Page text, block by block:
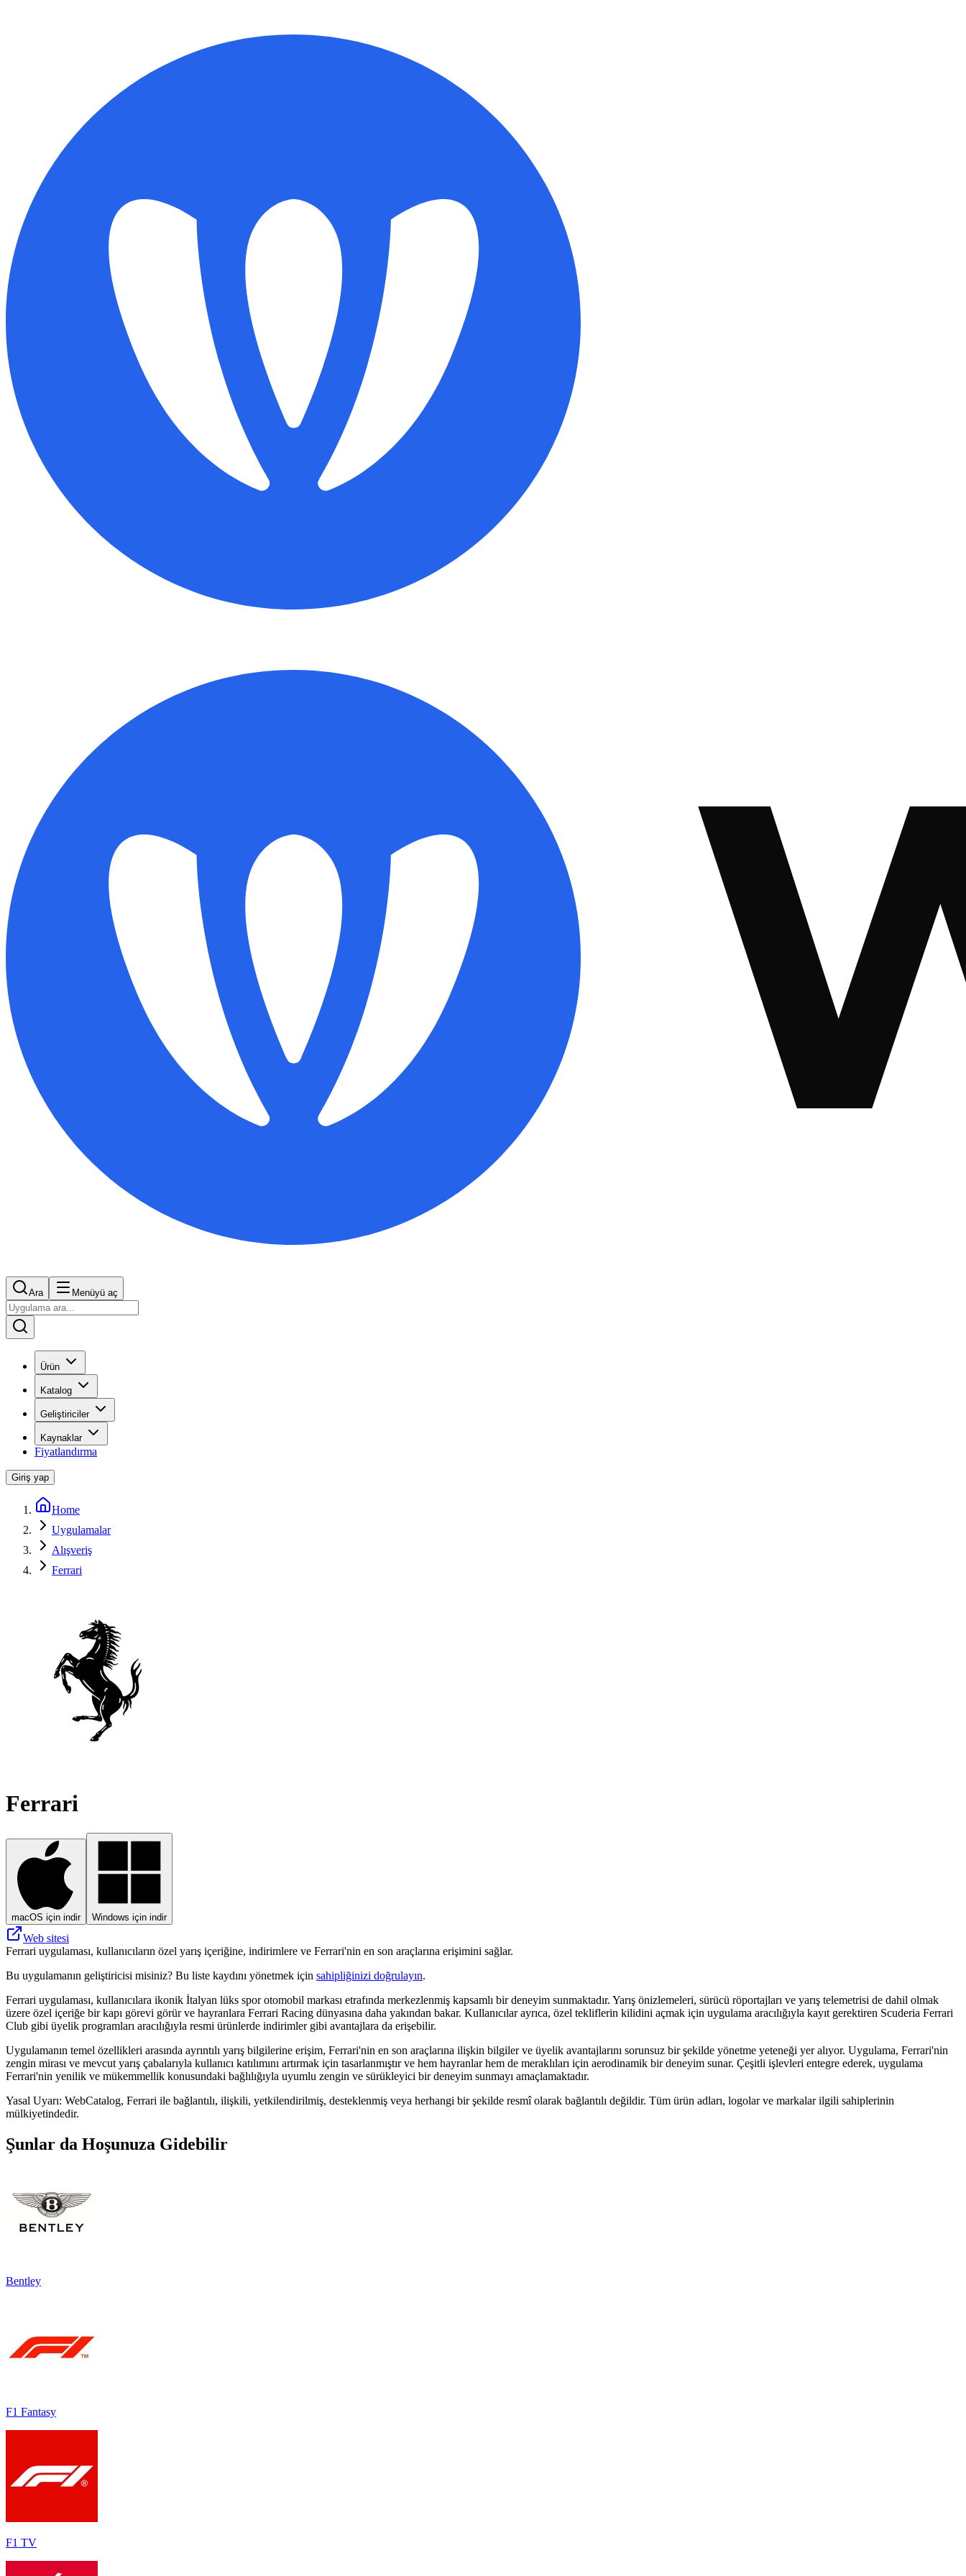
Ara Menüyü aç
Ürün
Katalog
Geliştiriciler
Kaynaklar
Fiyatlandırma
Giriş yap
Home
Uygulamalar
Alışveriş
Ferrari
Ferrari
macOS için indir Windows için indir
Web sitesi
Ferrari uygulaması, kullanıcıların özel yarış içeriğine, indirimlere ve Ferrari'nin en son araçlarına erişimini sağlar.
Bu uygulamanın geliştiricisi misiniz? Bu liste kaydını yönetmek için sahipliğinizi doğrulayın.
Ferrari uygulaması, kullanıcılara ikonik İtalyan lüks spor otomobil markası etrafında merkezlenmiş kapsamlı bir deneyim sunmaktadır. Yarış önizlemeleri, sürücü röportajları ve yarış telemetrisi de dahil olmak
üzere özel içeriğe bir kapı görevi görür ve hayranlara Ferrari Racing dünyasına daha yakından bakar. Kullanıcılar ayrıca, özel tekliflerin kilidini açmak için uygulama aracılığıyla kayıt gerektiren Scuderia Ferrari
Club gibi üyelik programları aracılığıyla resmi ürünlerde indirimler gibi avantajlara da erişebilir.
Uygulamanın temel özellikleri arasında ayrıntılı yarış bilgilerine erişim, Ferrari'nin en son araçlarına ilişkin bilgiler ve üyelik avantajlarını sorunsuz bir şekilde yönetme yeteneği yer alıyor. Uygulama, Ferrari'nin
zengin mirası ve mevcut yarış çabalarıyla kullanıcı katılımını artırmak için tasarlanmıştır ve hem hayranlar hem de meraklıları için aerodinamik bir deneyim sunar. Çeşitli işlevleri entegre ederek, uygulama
Ferrari'nin yenilik ve mükemmellik konusundaki bağlılığıyla uyumlu zengin ve sürükleyici bir deneyim sunmayı amaçlamaktadır.
Yasal Uyarı: WebCatalog, Ferrari ile bağlantılı, ilişkili, yetkilendirilmiş, desteklenmiş veya herhangi bir şekilde resmî olarak bağlantılı değildir. Tüm ürün adları, logolar ve markalar ilgili sahiplerinin
mülkiyetindedir.
Şunlar da Hoşunuza Gidebilir
Bentley
F1 Fantasy
F1 TV